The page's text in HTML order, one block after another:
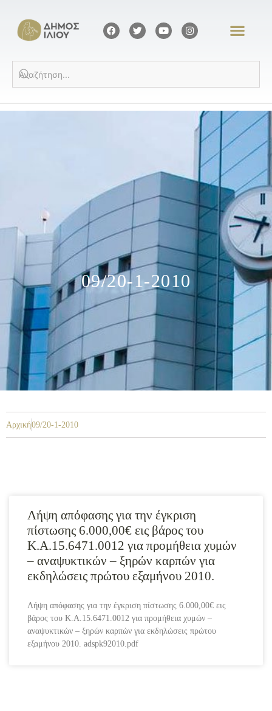
09/20-1-2010
Αρχική09/20-1-2010
Λήψη απόφασης για την έγκριση
πίστωσης 6.000,00€ εις βάρος του
Κ.Α.15.6471.0012 για προμήθεια χυμών
– αναψυκτικών – ξηρών καρπών για
εκδηλώσεις πρώτου εξαμήνου 2010.
Λήψη απόφασης για την έγκριση πίστωσης 6.000,00€ εις
βάρος του Κ.Α.15.6471.0012 για προμήθεια χυμών –
αναψυκτικών – ξηρών καρπών για εκδηλώσεις πρώτου
εξαμήνου 2010. adspk92010.pdf